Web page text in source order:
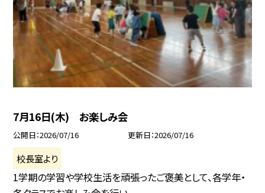
7月16日(木) お楽しみ会
公開日 2026/07/16 更新日 2026/07/16
校長室より
1学期の学習や学校生活を頑張ったご褒美として、各学年・